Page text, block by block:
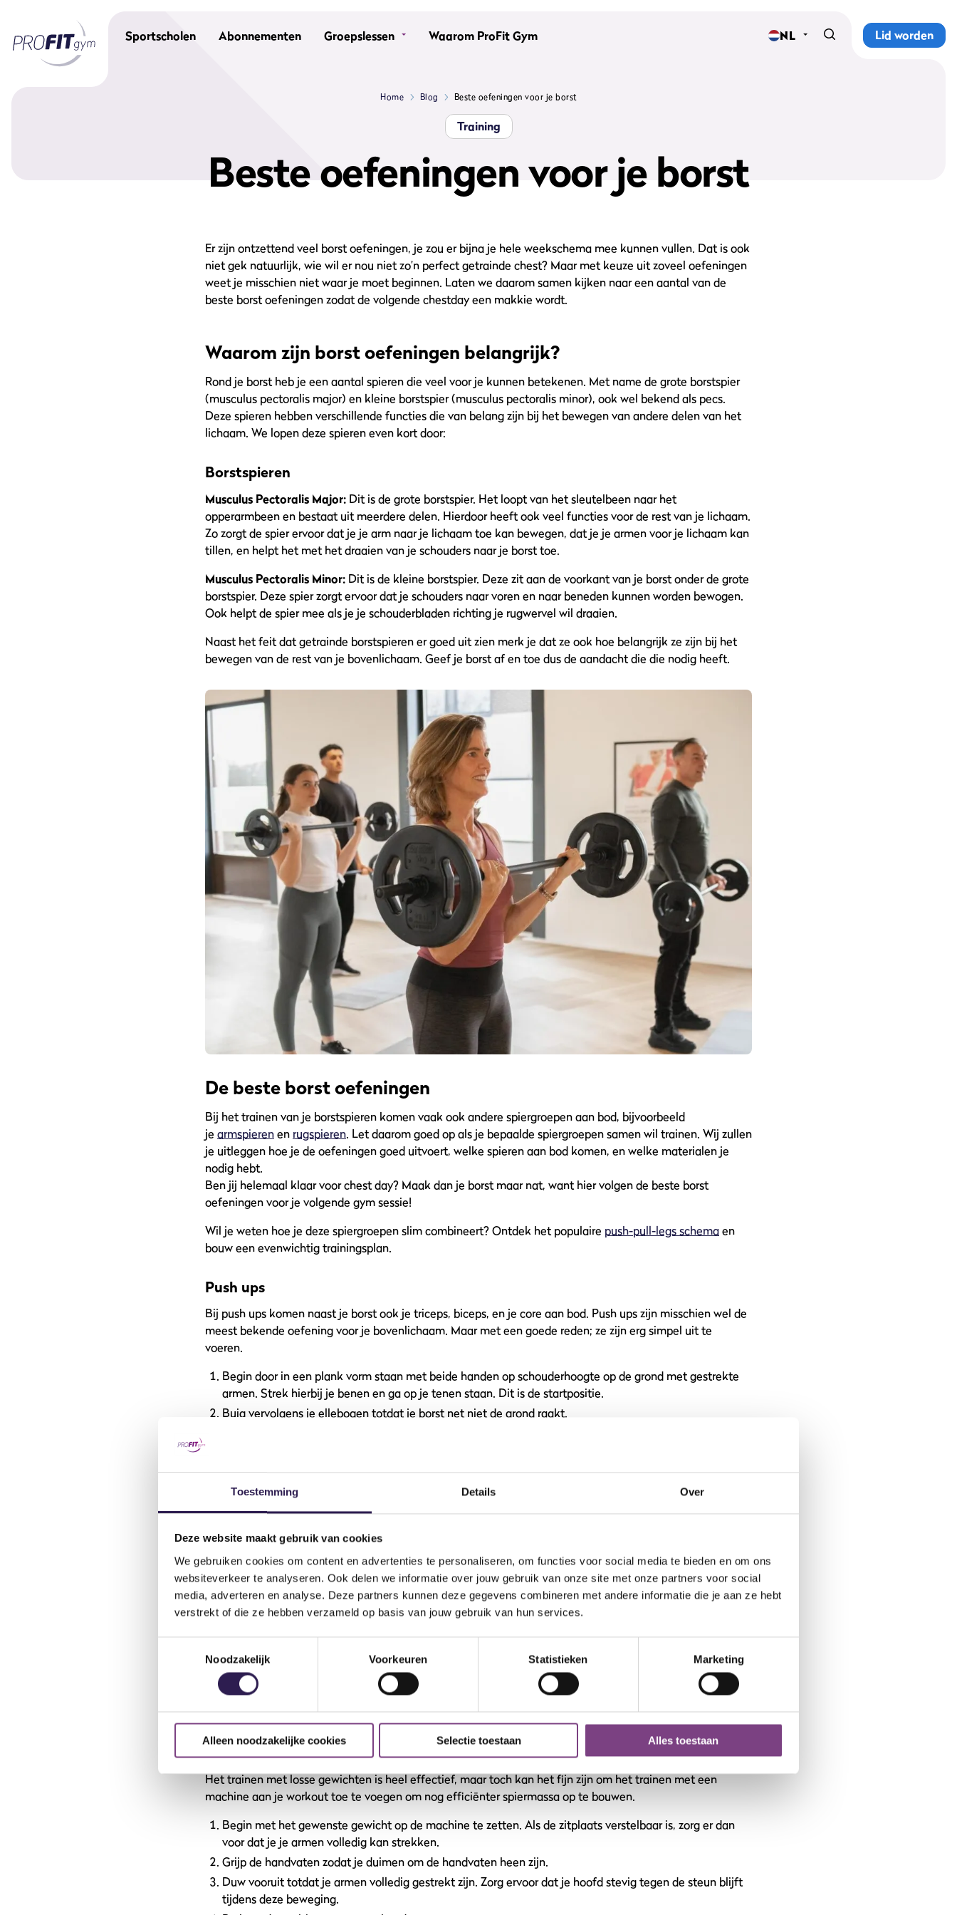
Toestemming Details Over
Deze website maakt gebruik van cookies
We gebruiken cookies om content en advertenties te personaliseren, om functies voor social media te bieden en om ons
websiteverkeer te analyseren. Ook delen we informatie over jouw gebruik van onze site met onze partners voor social
media, adverteren en analyse. Deze partners kunnen deze gegevens combineren met andere informatie die je aan ze hebt
verstrekt of die ze hebben verzameld op basis van jouw gebruik van hun services.
Noodzakelijk
Voorkeuren Statistieken Marketing
Alleen noodzakelijke cookies Selectie toestaan Alles toestaan
Sportscholen Abonnementen Groepslessen
Waarom ProFit Gym
Groepslessen
Waarom ProFit Gym
NL Lid worden
Home Blog Beste oefeningen voor je borst
Training
Beste oefeningen voor je borst
Er zijn ontzettend veel borst oefeningen, je zou er bijna je hele weekschema mee kunnen vullen. Dat is ook
niet gek natuurlijk, wie wil er nou niet zo’n perfect getrainde chest? Maar met keuze uit zoveel oefeningen
weet je misschien niet waar je moet beginnen. Laten we daarom samen kijken naar een aantal van de
beste borst oefeningen zodat de volgende chestday een makkie wordt.
Waarom zijn borst oefeningen belangrijk?
Rond je borst heb je een aantal spieren die veel voor je kunnen betekenen. Met name de grote borstspier
(musculus pectoralis major) en kleine borstspier (musculus pectoralis minor), ook wel bekend als pecs.
Deze spieren hebben verschillende functies die van belang zijn bij het bewegen van andere delen van het
lichaam. We lopen deze spieren even kort door:
Borstspieren
Musculus Pectoralis Major: Dit is de grote borstspier. Het loopt van het sleutelbeen naar het
opperarmbeen en bestaat uit meerdere delen. Hierdoor heeft ook veel functies voor de rest van je lichaam.
Zo zorgt de spier ervoor dat je je arm naar je lichaam toe kan bewegen, dat je je armen voor je lichaam kan
tillen, en helpt het met het draaien van je schouders naar je borst toe.
Musculus Pectoralis Minor: Dit is de kleine borstspier. Deze zit aan de voorkant van je borst onder de grote
borstspier. Deze spier zorgt ervoor dat je schouders naar voren en naar beneden kunnen worden bewogen.
Ook helpt de spier mee als je je schouderbladen richting je rugwervel wil draaien.
Naast het feit dat getrainde borstspieren er goed uit zien merk je dat ze ook hoe belangrijk ze zijn bij het
bewegen van de rest van je bovenlichaam. Geef je borst af en toe dus de aandacht die die nodig heeft.
De beste borst oefeningen
Bij het trainen van je borstspieren komen vaak ook andere spiergroepen aan bod, bijvoorbeeld
je armspierenen rugspieren. Let daarom goed op als je bepaalde spiergroepen samen wil trainen. Wij zullen
je uitleggen hoe je de oefeningen goed uitvoert, welke spieren aan bod komen, en welke materialen je
nodig hebt.
Ben jij helemaal klaar voor chest day? Maak dan je borst maar nat, want hier volgen de beste borst
oefeningen voor je volgende gym sessie!
Wil je weten hoe je deze spiergroepen slim combineert? Ontdek het populaire push-pull-legs schemaen
bouw een evenwichtig trainingsplan.
Push ups
Bij push ups komen naast je borst ook je triceps, biceps, en je core aan bod. Push ups zijn misschien wel de
meest bekende oefening voor je bovenlichaam. Maar met een goede reden; ze zijn erg simpel uit te
voeren.
Begin door in een plank vorm staan met beide handen op schouderhoogte op de grond met gestrekte
armen. Strek hierbij je benen en ga op je tenen staan. Dit is de startpositie.
Buig vervolgens je ellebogen totdat je borst net niet de grond raakt.
Bij deze oefeningen train je ook je schouders, rug, en biceps. De dumbbell press is niet een oefening voor
Zoek eerst een stevig bankje op.
Pak in iedere hand een gewicht.
Ga rustig achterover op het bankje liggen.
Breng de dumbells op schouderhoogte, met de duimen van je handen naar elkaar toe. Dit is de start
Probeer de dumbells boven je te houden, zodat ze elkaar net niet aanraken.
Laat de gewichten weer voorzichtig zakken totdat je weer in de startpositie ligt.
Hierna kan de oefening herhaalt worden.
Seated Machine Chest Press
De seated machine chest press is een oefening die er is om doelgericht alleen je borstspieren te trainen.
Het trainen met losse gewichten is heel effectief, maar toch kan het fijn zijn om het trainen met een
machine aan je workout toe te voegen om nog efficiënter spiermassa op te bouwen.
Begin met het gewenste gewicht op de machine te zetten. Als de zitplaats verstelbaar is, zorg er dan
voor dat je je armen volledig kan strekken.
Grijp de handvaten zodat je duimen om de handvaten heen zijn.
Duw vooruit totdat je armen volledig gestrekt zijn. Zorg ervoor dat je hoofd stevig tegen de steun blijft
tijdens deze beweging.